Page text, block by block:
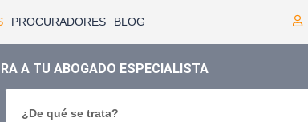
PROCURADORES BLOG
A TU ABOGADO ESPECIALISTA
¿De qué se trata?